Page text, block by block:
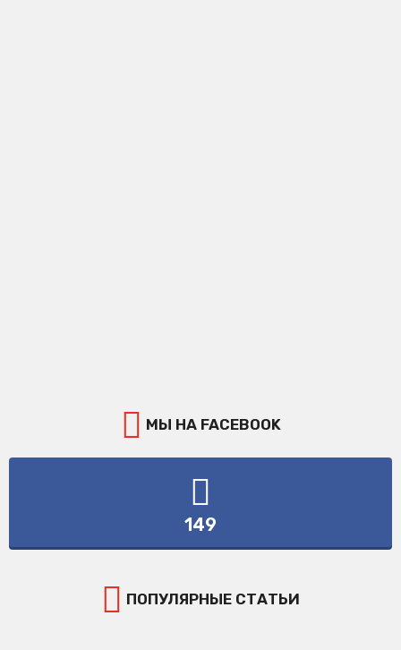
МЫ НА FACEBOOK
149
ПОПУЛЯРНЫЕ СТАТЬИ